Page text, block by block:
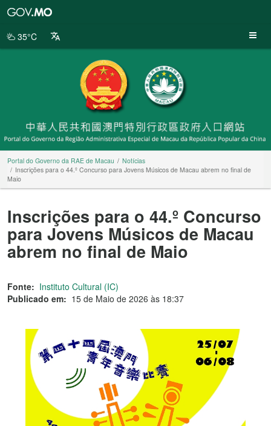
da
35°C
Portal do Governo da RAE de Macau
Notícias
Inscrições para o 44.º Concurso para Jovens Músicos de Macau abrem no final de
Maio
Inscrições para o 44.º Concurso
para Jovens Músicos de Macau
abrem no final de Maio
Fonte: Instituto Cultural (IC)
Publicado em: 15 de Maio de 2026 às 18:37